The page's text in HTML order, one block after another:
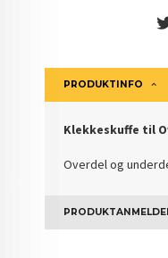
PRODUKTINFO
Klekkeskuffe til
Overdel og